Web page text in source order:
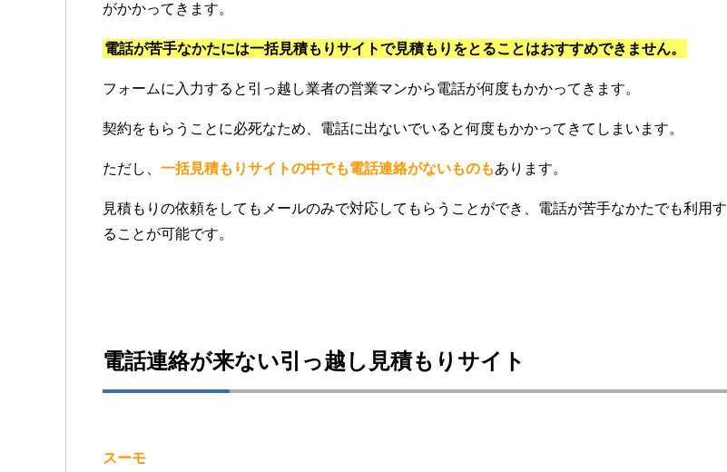
がかかってきます。
電話が苦手なかたには一括見積もりサイトで見積もりをとることはおすすめできません。
フォームに入力すると引っ越し業者の営業マンから電話が何度もかかってきます。
契約をもらうことに必死なため、電話に出ないでいると何度もかかってきてしまいます。
ただし、 一括見積もりサイトの中でも電話連絡がないものもあります。
見積もりの依頼をしてもメールのみで対応してもらうことができ、電話が苦手なかたでも利用す
ることが可能です。
電話連絡が来ない引っ越し見積もりサイト
スーモ